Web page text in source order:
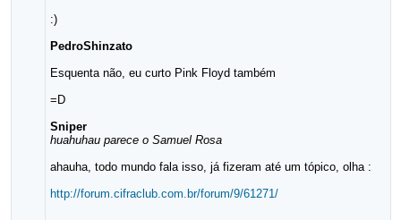
:)
PedroShinzato
Esquenta não, eu curto Pink Floyd também
=D
Sniper
huahuhau parece o Samuel Rosa
ahauha, todo mundo fala isso, já fizeram até um tópico, olha :
http://forum.cifraclub.com.br/forum/9/61271/